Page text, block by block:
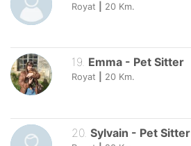
Royat 20 Km.
19. Emma - Pet Sitter
Royat 20 Km.
20. Sylvain - Pet Sitter